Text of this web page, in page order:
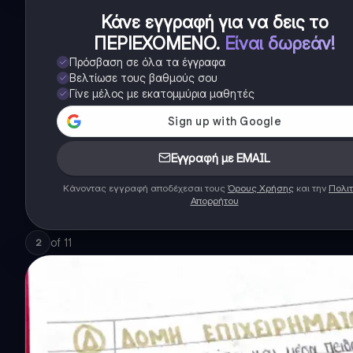
Κάνε εγγραφή για να δεις το
ΠΕΡΙΕΧΟΜΕΝΟ. Είναι δωρεάν!
Πρόσβαση σε όλα τα έγγραφα
Βελτίωσε τους βαθμούς σου
Γίνε μέλος με εκατομμύρια μαθητές
Εγγραφή με EMAIL
Κάνοντας εγγραφή αποδέχεσαι τους Όρους Χρήσης και την
Απορρήτου
2 of 11